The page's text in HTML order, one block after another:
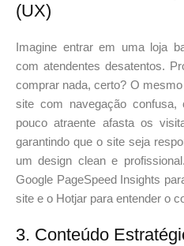
(UX)
Imagine entrar em uma loja
com atendentes desatentos.
comprar nada, certo? O
site com navegação confusa,
pouco atraente afasta os
garantindo que o site seja
um design clean e
Google PageSpeed Insights
site e o Hotjar para entender o
3. Conteúdo